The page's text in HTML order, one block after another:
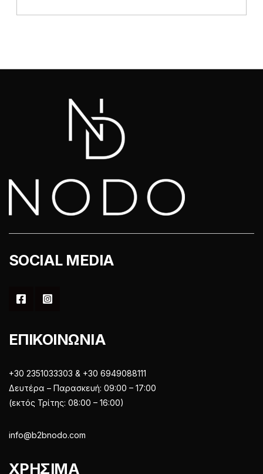
SOCIAL MEDIA
ΕΠΙΚΟΙΝΩΝΙΑ
+30 2351033303 & +30 6949088111
Δευτέρα – Παρασκευή: 09:00 – 17:00
(εκτός Τρίτης: 08:00 – 16:00)
info@b2bnodo.com
ΧΡΗΣΙΜΑ